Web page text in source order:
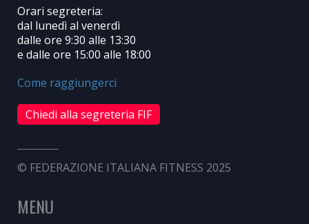
Orari segreteria:
dal lunedì al venerdì
dalle ore 9:30 alle 13:30
e dalle ore 15:00 alle 18:00
Come raggiungerci
Chiedi alla segreteria FIF
© FEDERAZIONE ITALIANA FITNESS 2025
MENU